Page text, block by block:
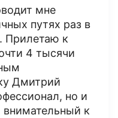
мне
путях раз в
Прилетаю к
4 тысячи
Дмитрий
но и
внимательный к